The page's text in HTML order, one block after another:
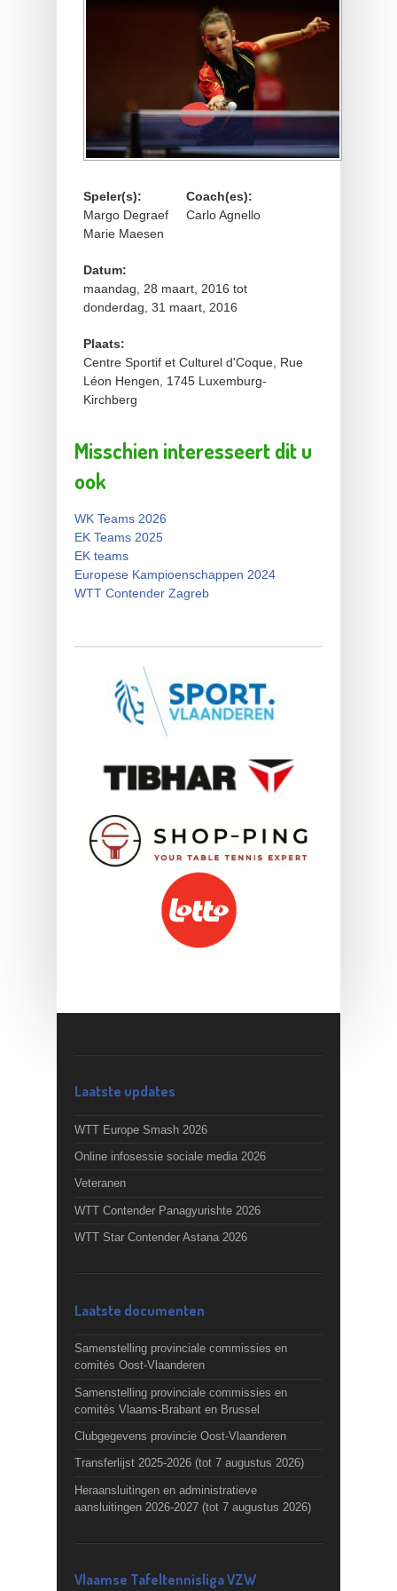
Speler(s):
Margo Degraef
Marie Maesen
Coach(es):
Carlo Agnello
Datum:
maandag, 28 maart, 2016 tot
donderdag, 31 maart, 2016
Plaats:
Centre Sportif et Culturel d'Coque, Rue
Léon Hengen, 1745 Luxemburg-
Kirchberg
Misschien interesseert dit u
ook
WK Teams 2026
EK Teams 2025
EK teams
Europese Kampioenschappen 2024
WTT Contender Zagreb
Laatste updates
WTT Europe Smash 2026
Online infosessie sociale media 2026
Veteranen
WTT Contender Panagyurishte 2026
WTT Star Contender Astana 2026
Laatste documenten
Samenstelling provinciale commissies en
comités Oost-Vlaanderen
Samenstelling provinciale commissies en
comités Vlaams-Brabant en Brussel
Clubgegevens provincie Oost-Vlaanderen
Transferlijst 2025-2026 (tot 7 augustus 2026)
Heraansluitingen en administratieve
aansluitingen 2026-2027 (tot 7 augustus 2026)
Vlaamse Tafeltennisliga VZW